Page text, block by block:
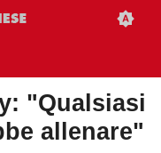
"Qualsiasi
allenare"